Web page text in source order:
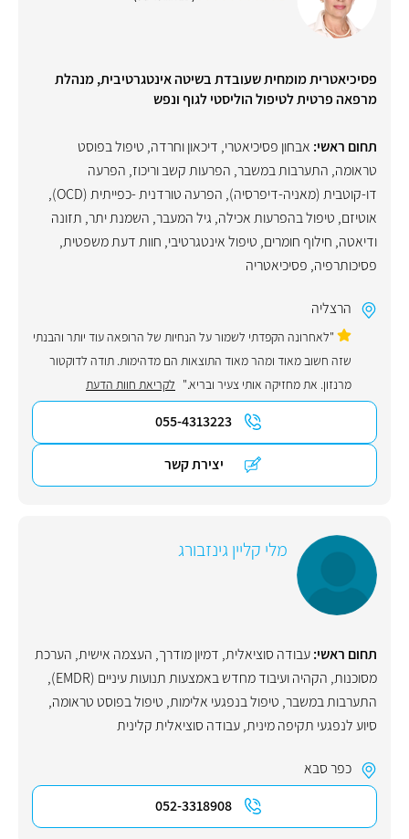
פסיכיאטרית מומחית שעובדת בשיטה אינטגרטיבית, מנהלת
מרפאה פרטית לטיפול הוליסטי לגוף ונפש
תחום ראשי: אבחון פסיכיאטרי, דיכאון וחרדה, טיפול בפוסט
טראומה, התערבות במשבר, הפרעות קשב וריכוז, הפרעה
דו-קוטבית (מאניה-דיפרסיה), הפרעה טורדנית -כפייתית (OCD)
,
אוטיזם, טיפול בהפרעות אכילה, גיל המעבר, השמנת יתר, תזונה
ודיאטה, חילוף חומרים, טיפול אינטגרטיבי, חוות דעת משפטית,
פסיכותרפיה, פסיכיאטריה
הרצליה
"לאחרונה הקפדתי לשמור על הנחיות של הרופאה עוד יותר והבנתי
שזה חשוב מאוד ומהר מאוד התוצאות הם מדהימות. תודה לדוקטור
מרנזון. את מחזיקה אותי צעיר ובריא." לקריאת חוות הדעת
055-4313223
יצירת קשר
מלי קליין גינזבורג
תחום ראשי:עבודה סוציאלית, דמיון מודרך, העצמה אישית, הערכת
מסוכנות, הקהיה ועיבוד מחדש באמצעות תנועות עיניים (EMDR)
,
התערבות במשבר, טיפול בנפגעי אלימות, טיפול בפוסט טראומה,
סיוע לנפגעי תקיפה מינית,עבודה סוציאלית קלינית
כפר סבא
052-3318908